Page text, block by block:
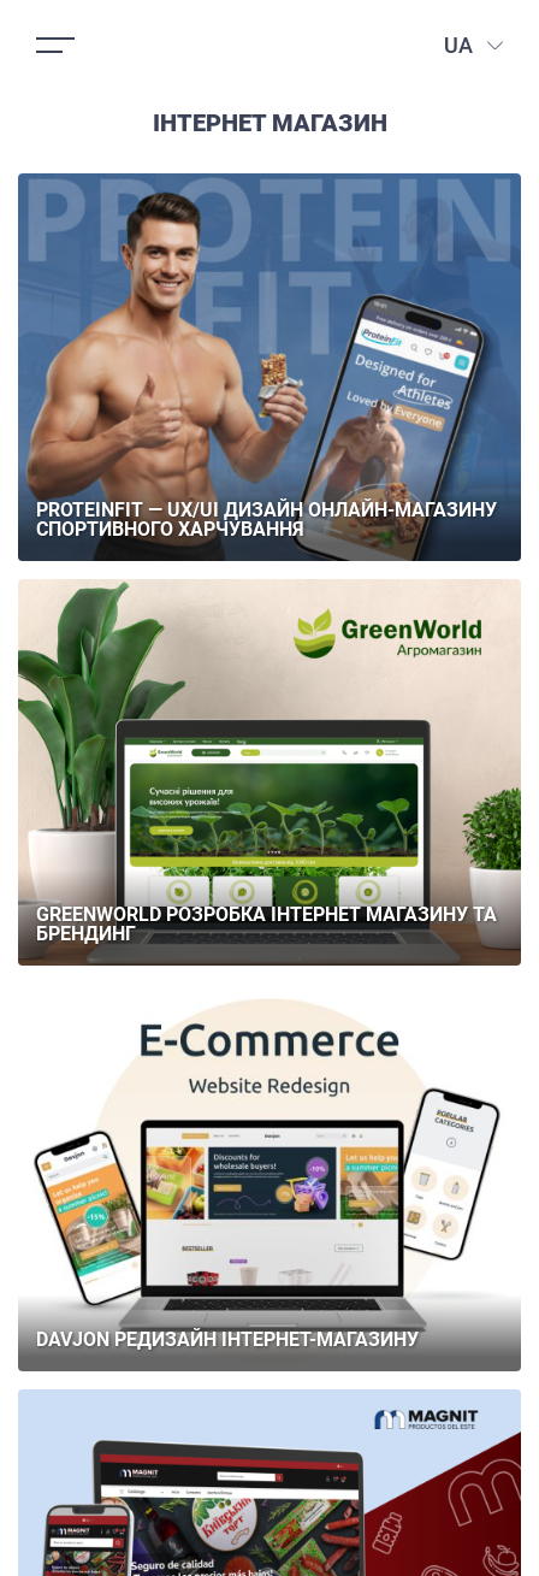
UA
ІНТЕРНЕТ МАГАЗИН
PROTEINFIT — UX/UI ДИЗАЙН ОНЛАЙН-МАГАЗИНУ
СПОРТИВНОГО ХАРЧУВАННЯ
GREENWORLD РОЗРОБКА ІНТЕРНЕТ МАГАЗИНУ ТА
БРЕНДИНГ
DAVJON РЕДИЗАЙН ІНТЕРНЕТ-МАГАЗИНУ